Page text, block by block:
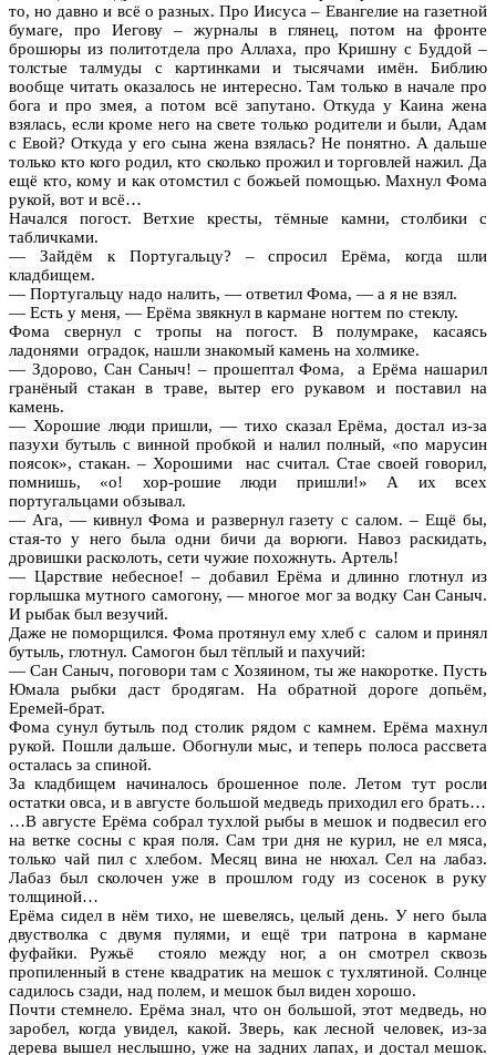
то, но давно и всё о разных. Про Иисуса – Евангелие на газетной
бумаге, про Иегову – журналы в глянец, потом на фронте
брошюры из политотдела про Аллаха, про Кришну с Буддой –
толстые талмуды с картинками и тысячами имён. Библию
вообще читать оказалось не интересно. Там только в начале про
бога и про змея, а потом всё запутано. Откуда у Каина жена
взялась, если кроме него на свете только родители и были, Адам
с Евой? Откуда у его сына жена взялась? Не понятно. А дальше
только кто кого родил, кто сколько прожил и торговлей нажил. Да
ещё кто, кому и как отомстил с божьей помощью. Махнул Фома
рукой, вот и всё…
Начался погост. Ветхие кресты, тёмные камни, столбики с
табличками.
— Зайдём к Португальцу? – спросил Ерёма, когда шли
кладбищем.
— Португальцу надо налить, — ответил Фома, — а я не взял.
— Есть у меня, — Ерёма звякнул в кармане ногтем по стеклу.
Фома свернул с тропы на погост. В полумраке, касаясь
ладонями оградок, нашли знакомый камень на холмике.
— Здорово, Сан Саныч! – прошептал Фома, а Ерёма нашарил
гранёный стакан в траве, вытер его рукавом и поставил на
камень.
— Хорошие люди пришли, — тихо сказал Ерёма, достал из-за
пазухи бутыль с винной пробкой и налил полный, «по марусин
поясок», стакан. – Хорошими нас считал. Стае своей говорил,
помнишь, «о! хор-рошие люди пришли!» А их всех
португальцами обзывал.
— Ага, — кивнул Фома и развернул газету с салом. – Ещё бы,
стая-то у него была одни бичи да ворюги. Навоз раскидать,
дровишки расколоть, сети чужие похожнуть. Артель!
— Царствие небесное! – добавил Ерёма и длинно глотнул из
горлышка мутного самогону, — многое мог за водку Сан Саныч.
И рыбак был везучий.
Даже не поморщился. Фома протянул ему хлеб с салом и принял
бутыль, глотнул. Самогон был тёплый и пахучий:
— Сан Саныч, поговори там с Хозяином, ты же накоротке. Пусть
Юмала рыбки даст бродягам. На обратной дороге допьём,
Еремей-брат.
Фома сунул бутыль под столик рядом с камнем. Ерёма махнул
рукой. Пошли дальше. Обогнули мыс, и теперь полоса рассвета
осталась за спиной.
За кладбищем начиналось брошенное поле. Летом тут росли
остатки овса, и в августе большой медведь приходил его брать…
…В августе Ерёма собрал тухлой рыбы в мешок и подвесил его
на ветке сосны с края поля. Сам три дня не курил, не ел мяса,
только чай пил с хлебом. Месяц вина не нюхал. Сел на лабаз.
Лабаз был сколочен уже в прошлом году из сосенок в руку
толщиной…
Ерёма сидел в нём тихо, не шевелясь, целый день. У него была
двустволка с двумя пулями, и ещё три патрона в кармане
фуфайки. Ружьё стояло между ног, а он смотрел сквозь
пропиленный в стене квадратик на мешок с тухлятиной. Солнце
садилось сзади, над полем, и мешок был виден хорошо.
Почти стемнело. Ерёма знал, что он большой, этот медведь, но
заробел, когда увидел, какой. Зверь, как лесной человек, из-за
дерева вышел неслышно, уже на задних лапах, и достал мешок.